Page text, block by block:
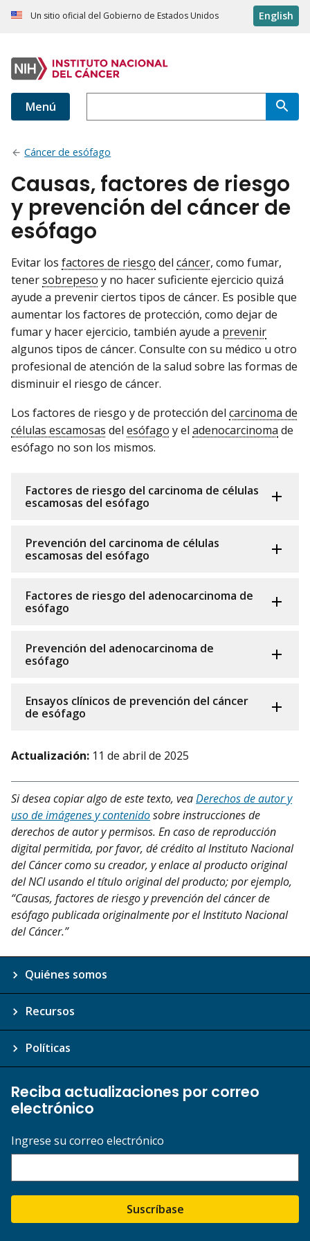
Un sitio oficial del Gobierno de Estados Unidos English
Menú
Cáncer de esófago
Causas, factores de riesgo
y prevención del cáncer de
esófago
Evitar los factores de riesgo del cáncer, como fumar,
tenersobrepeso y no hacer suficiente ejercicio quizá
ayude a prevenir ciertos tipos de cáncer. Es posible que
aumentar los factores de protección, como dejar de
fumar y hacer ejercicio, también ayude a prevenir
algunos tipos de cáncer. Consulte con su médico u otro
profesional de atención de la salud sobre las formas de
disminuir el riesgo de cáncer.
Los factores de riesgo y de protección del carcinoma de
células escamosas del esófago y el adenocarcinoma de
esófago no son los mismos.
Factores de riesgo del carcinoma de células
escamosas del esófago
Prevención del carcinoma de células
escamosas del esófago
Factores de riesgo del adenocarcinoma de
esófago
Prevención del adenocarcinoma de
esófago
Ensayos clínicos de prevención del cáncer
de esófago
Actualización: 11 de abril de 2025
Si desea copiar algo de este texto, veaDerechos de autor y
uso de imágenes y contenidosobre instrucciones de
derechos de autor y permisos. En caso de reproducción
digital permitida, por favor, dé crédito al Instituto Nacional
del Cáncer como su creador, y enlace al producto original
del NCI usando el título original del producto; por ejemplo,
“Causas, factores de riesgo y prevención del cáncer de
esófago publicada originalmente por el Instituto Nacional
del Cáncer.”
Quiénes somos
Recursos
Políticas
Reciba actualizaciones por correo
electrónico
Ingrese su correo electrónico
Suscríbase